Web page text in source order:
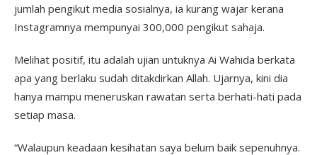
jumlah pengikut media sosialnya, ia kurang wajar kerana
Instagramnya mempunyai 300,000 pengikut sahaja.
Melihat positif, itu adalah ujian untuknya Ai Wahida berkata
apa yang berlaku sudah ditakdirkan Allah. Ujarnya, kini dia
hanya mampu meneruskan rawatan serta berhati-hati pada
setiap masa.
“Walaupun keadaan kesihatan saya belum baik sepenuhnya.